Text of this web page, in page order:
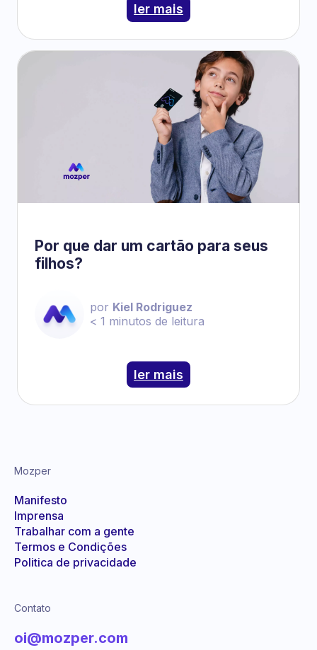
ler mais
Por que dar um cartão para seus
filhos?
por Kiel Rodriguez
< 1 minutos de leitura
ler mais
Mozper
Manifesto
Imprensa
Trabalhar com a gente
Termos e Condições
Politica de privacidade
Contato
oi@mozper.com